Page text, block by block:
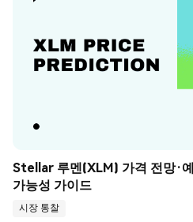
Stellar 루멘(XLM) 가격 전망·
가능성 가이드
시장 통찰